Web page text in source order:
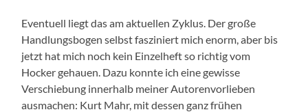
Eventuell liegt das am aktuellen Zyklus. Der große
Handlungsbogen selbst fasziniert mich enorm, aber bis
jetzt hat mich noch kein Einzelheft so richtig vom
Hocker gehauen. Dazu konnte ich eine gewisse
Verschiebung innerhalb meiner Autorenvorlieben
ausmachen: Kurt Mahr, mit dessen ganz frühen